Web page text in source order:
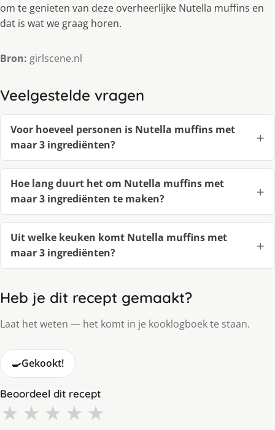
om te genieten van deze overheerlijke Nutella muffins en
dat is wat we graag horen.
Bron: girlscene.nl
Veelgestelde vragen
Voor hoeveel personen is Nutella muffins met
maar 3 ingrediënten?
Hoe lang duurt het om Nutella muffins met
maar 3 ingrediënten te maken?
Uit welke keuken komt Nutella muffins met
maar 3 ingrediënten?
Heb je dit recept gemaakt?
Laat het weten — het komt in je kooklogboek te staan.
🍳Gekookt!
Beoordeel dit recept
★ ★ ★ ★ ★